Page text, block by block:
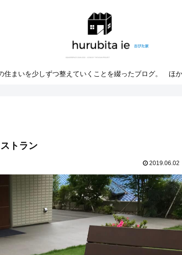
住まいを少しずつ整えていくことを綴ったブログ。 ほか
トラン
2019.06.02